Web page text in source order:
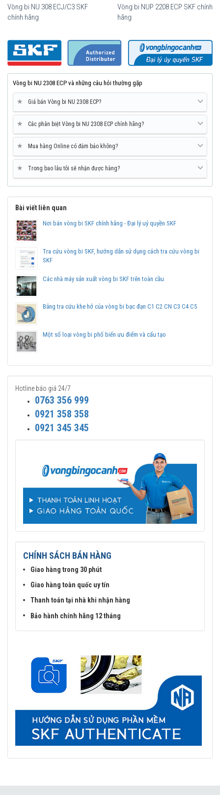
Vòng bi SKF NU 2308 ECP chính hãng, phân phối bởi Vòng bi Ngọc
Anh - Đại lý uỷ quyền SKF.
Mua vòng bi SKF NU 2308 ECP tại các Đại lý uỷ quyền để đảm bảo
sản phẩm chính hãng.
Mua vòng bi bạc đạn SKF NU 2308 ECP chính hãng ở
đâu uy tín?
Vòng bi Ngọc Anh là đại lý ủy quyền SKF tại Việt Nam.
Chuyên phân phối các sản phẩm SKF chính hãng, giá cạnh
tranh, Giao hàng toàn quốc.
Liên hệ vớiVòng bi Ngọc Anhđể có báo giá tốt nhất vòng
bi SKF NU 2308 ECP chính hãng.
Vòng bi NU 308 ECJ/C3 SKF
chính hãng
Vòng bi NUP 2208 ECP SKF chính
hãng
Vòng bi NU 2308 ECP và những câu hỏi thường gặp
★ Giá bán Vòng bi NU 2308 ECP?
★ Các phân biệt Vòng bi NU 2308 ECP chính hãng?
★ Mua hàng Online có đảm bảo không?
★ Trong bao lâu tôi sẽ nhận được hàng?
Bài viết liên quan
Nơi bán vòng bi SKF chính hãng - Đại lý uỷ quyền SKF
Tra cứu vòng bi SKF, hướng dẫn sử dụng cách tra cứu vòng bi
SKF
Các nhà máy sản xuất vòng bi SKF trên toàn cầu
Bảng tra cứu khe hở của vòng bi bạc đạn C1 C2 CN C3 C4 C5
Một số loại vòng bi phố biến ưu điểm và cấu tạo
Hotline báo giá 24/7
0763 356 999
0921 358 358
0921 345 345
CHÍNH SÁCH BÁN HÀNG
Giao hàng trong 30 phút
Giao hàng toàn quốc uy tín
Thanh toán tại nhà khi nhận hàng
Bảo hành chính hãng 12 tháng